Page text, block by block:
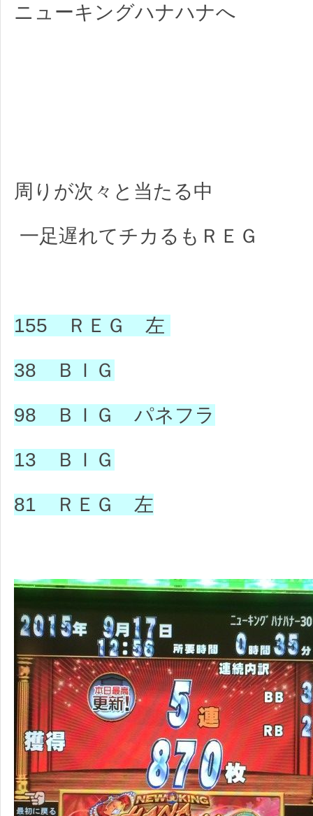
ニューキングハナハナへ
周りが次々と当たる中
一足遅れてチカるもＲＥＧ
155 ＲＥＧ 左
38 ＢＩＧ
98 ＢＩＧ パネフラ
13 ＢＩＧ
81 ＲＥＧ 左